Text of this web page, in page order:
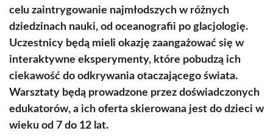
celu zaintrygowanie najmłodszych w różnych
dziedzinach nauki, od oceanografii po glacjologię.
Uczestnicy będą mieli okazję zaangażować się w
interaktywne eksperymenty, które pobudzą ich
ciekawość do odkrywania otaczającego świata.
Warsztaty będą prowadzone przez doświadczonych
edukatorów, a ich oferta skierowana jest do dzieci w
wieku od 7 do 12 lat.